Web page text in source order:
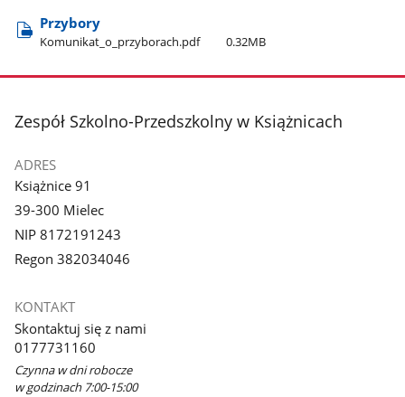
Przybory
Komunikat​_o​_przyborach.pdf 0.32MB
stopka
Zespół Szkolno-Przedszkolny w Książnicach
ADRES
Książnice 91
39-300 Mielec
NIP 8172191243
Regon 382034046
KONTAKT
Skontaktuj się z nami
0177731160
Czynna w dni robocze
w godzinach 7:00-15:00